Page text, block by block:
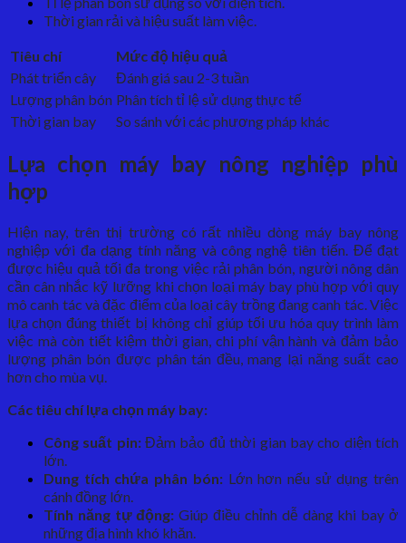
Thời gian rải và hiệu suất làm việc.
Tiêu chí
Mức độ hiệu quả
Phát triển cây
Đánh giá sau 2-3 tuần
Lượng phân bón Phân tích tỉ lệ sử dụng thực tế
Thời gian bay
So sánh với các phương pháp khác
Lựa chọn máy bay nông nghiệp phù
hợp
Hiện nay, trên thị trường có rất nhiều dòng máy bay nông
nghiệp với đa dạng tính năng và công nghệ tiên tiến. Để đạt
được hiệu quả tối đa trong việc rải phân bón, người nông dân
cần cân nhắc kỹ lưỡng khi chọn loại máy bay phù hợp với quy
mô canh tác và đặc điểm của loại cây trồng đang canh tác. Việc
lựa chọn đúng thiết bị không chỉ giúp tối ưu hóa quy trình làm
việc mà còn tiết kiệm thời gian, chi phí vận hành và đảm bảo
lượng phân bón được phân tán đều, mang lại năng suất cao
hơn cho mùa vụ.
Các tiêu chí lựa chọn máy bay:
Công suất pin:Đảm bảo đủ thời gian bay cho diện tích
lớn.
Dung tích chứa phân bón:Lớn hơn nếu sử dụng trên
cánh đồng lớn.
Tính năng tự động: Giúp điều chỉnh dễ dàng khi bay ở
những địa hình khó khăn.